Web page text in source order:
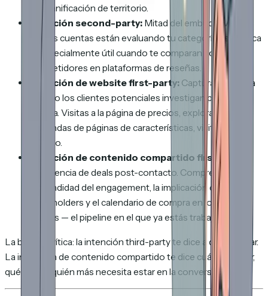
y la planificación de territorio.
Intención second-party: Mitad del embudo. Valida
que las cuentas están evaluando tu categoría específica
— especialmente útil cuando te comparan con
competidores en plataformas de reseñas.
Intención de website first-party: Captura demanda
cuando los clientes potenciales investigan por su
cuenta. Visitas a la página de precios, exploraciones
profundas de páginas de características, visitas de
retorno.
Intención de contenido compartido first-party:
Inteligencia de deals post-contacto. Comprende la
profundidad del engagement, la implicación de los
stakeholders y el calendario de compra en los deals
activos — el pipeline en el que ya estás trabajando.
La brecha crítica: la intención third-party te dice a quién llamar.
La intención de contenido compartido te dice cuándo
llamar,
qué
quién más necesita estar en la conversación